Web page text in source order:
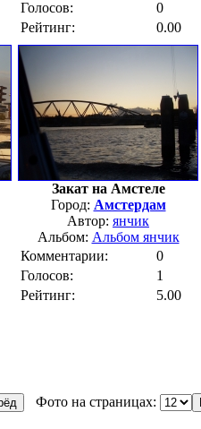
Голосов:
0
Рейтинг:
0.00
Закат на Амстеле
Город: Амстердам
Автор: янчик
Альбом: Альбом янчик
Комментарии:
0
Голосов:
1
Рейтинг:
5.00
Фото на страницах: